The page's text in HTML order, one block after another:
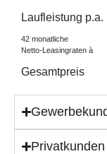
Laufleistung p.a.
42 monatliche
Netto-Leasingraten à
Gesamtpreis
Privatkunden